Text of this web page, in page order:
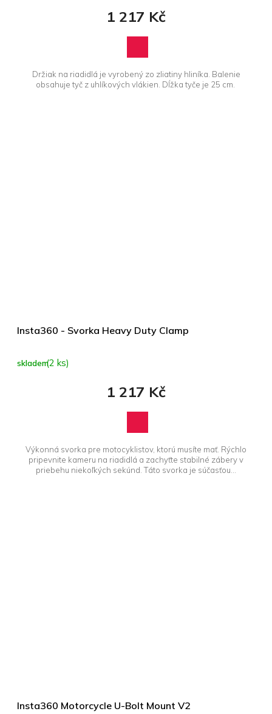
1 217 Kč
Držiak na riadidlá je vyrobený zo zliatiny hliníka. Balenie
obsahuje tyč z uhlíkových vlákien. Dĺžka tyče je 25 cm.
Insta360 - Svorka Heavy Duty Clamp
skladem(2 ks)
1 217 Kč
Výkonná svorka pre motocyklistov, ktorú musíte mať. Rýchlo
pripevnite kameru na riadidlá a zachyťte stabilné zábery v
priebehu niekoľkých sekúnd. Táto svorka je súčasťou...
Insta360 Motorcycle U-Bolt Mount V2